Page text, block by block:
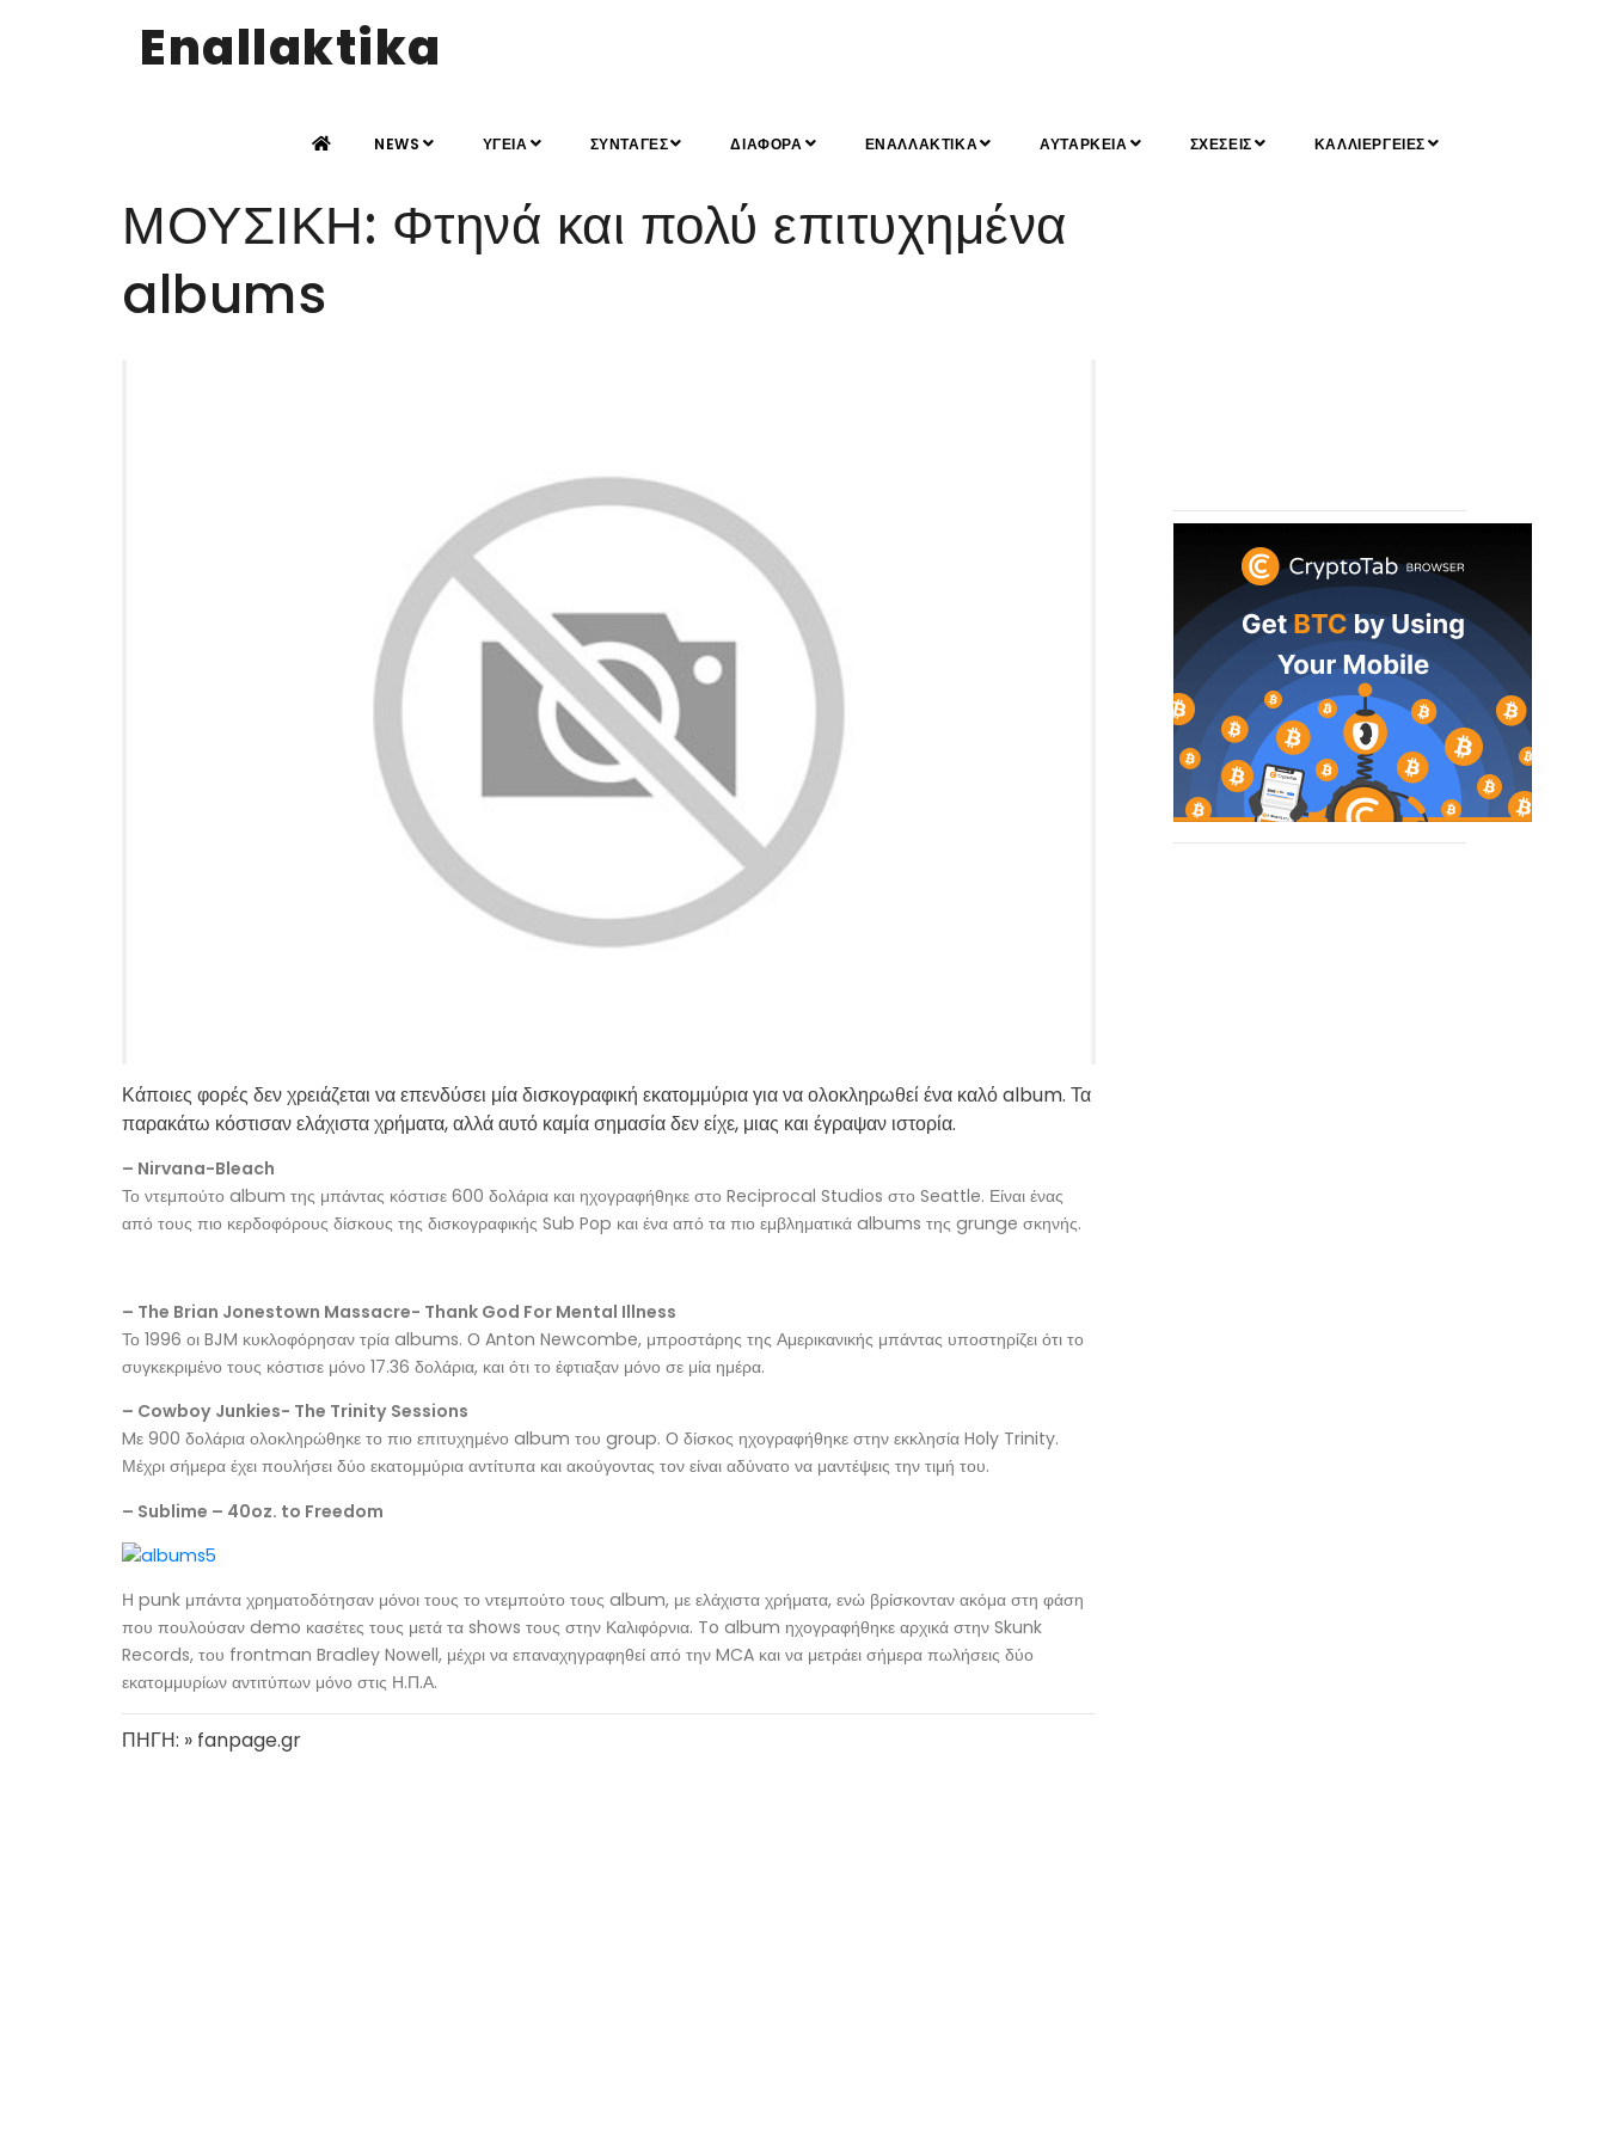
Enallaktika
NEWS ΥΓΕΙΑ ΣΥΝΤΑΓΕΣ ΔΙΑΦΟΡΑ ΕΝΑΛΛΑΚΤΙΚΑ ΑΥΤΑΡΚΕΙΑ ΣΧΕΣΕΙΣ ΚΑΛΛΙΕΡΓΕΙΕΣ
ΜΟΥΣΙΚΗ: Φτηνά και πολύ επιτυχημένα
albums
Κάποιες φορές δεν χρειάζεται να επενδύσει μία δισκογραφική εκατομμύρια για να ολοκληρωθεί ένα καλό album. Τα
παρακάτω κόστισαν ελάχιστα χρήματα, αλλά αυτό καμία σημασία δεν είχε, μιας και έγραψαν ιστορία.
– Nirvana-Bleach
Το ντεμπούτο album της μπάντας κόστισε 600 δολάρια και ηχογραφήθηκε στο Reciprocal Studios στο Seattle. Είναι ένας
από τους πιο κερδοφόρους δίσκους της δισκογραφικής Sub Pop και ένα από τα πιο εμβληματικά albums της grunge σκηνής.
– The Brian Jonestown Massacre- Thank God For Mental Illness
Το 1996 οι BJM κυκλοφόρησαν τρία albums. Ο Anton Newcombe, μπροστάρης της Αμερικανικής μπάντας υποστηρίζει ότι το
συγκεκριμένο τους κόστισε μόνο 17.36 δολάρια, και ότι το έφτιαξαν μόνο σε μία ημέρα.
– Cowboy Junkies- The Trinity Sessions
Mε 900 δολάρια ολοκληρώθηκε το πιο επιτυχημένο album του group. Ο δίσκος ηχογραφήθηκε στην εκκλησία Holy Trinity.
Μέχρι σήμερα έχει πουλήσει δύο εκατομμύρια αντίτυπα και ακούγοντας τον είναι αδύνατο να μαντέψεις την τιμή του.
– Sublime – 40oz. to Freedom
Η punk μπάντα χρηματοδότησαν μόνοι τους το ντεμπούτο τους album, με ελάχιστα χρήματα, ενώ βρίσκονταν ακόμα στη φάση
που πουλούσαν demo κασέτες τους μετά τα shows τους στην Καλιφόρνια. To album ηχογραφήθηκε αρχικά στην Skunk
Records, του frontman Bradley Nowell, μέχρι να επαναχηγραφηθεί από την MCA και να μετράει σήμερα πωλήσεις δύο
εκατομμυρίων αντιτύπων μόνο στις Η.Π.Α.
ΠΗΓΗ: » fanpage.gr